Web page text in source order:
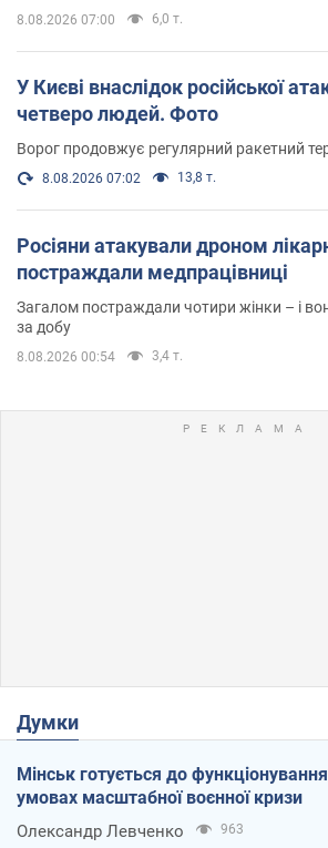
8.08.2026 07:00 6,0 т.
У Києві внаслідок російської
четверо людей. Фото
Ворог продовжує регулярний ракетний
8.08.2026 07:02 13,8 т.
Росіяни атакували дроном
постраждали медпрацівниці
Загалом постраждали чотири жінки – і
за добу
8.08.2026 00:54 3,4 т.
Думки
Мінськ готується до
умовах масштабної воєнної кризи
Олександр Левченко 963